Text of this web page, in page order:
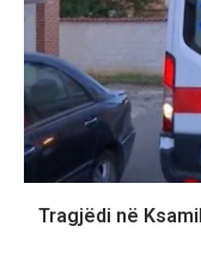
Tragjëdi në